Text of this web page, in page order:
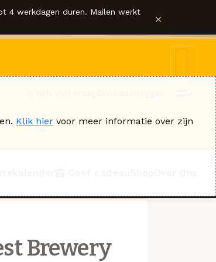
4 werkdagen duren. Mailen werkt ×
Brewery
Klik hier voor meer informatie over zijn